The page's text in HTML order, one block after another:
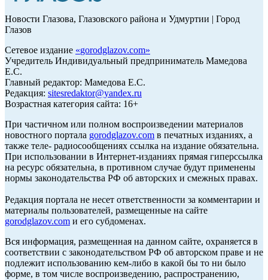
Новости Глазова, Глазовского района и Удмуртии | Город
Глазов
Сетевое издание «gorodglazov.com»
Учредитель Индивидуальный предприниматель Мамедова
Е.С.
Главный редактор: Мамедова Е.С.
Редакция: sitesredaktor@yandex.ru
Возрастная категория сайта: 16+
При частичном или полном воспроизведении материалов
новостного портала gorodglazov.com в печатных изданиях, а
также теле- радиосообщениях ссылка на издание обязательна.
При использовании в Интернет-изданиях прямая гиперссылка
на ресурс обязательна, в противном случае будут применены
нормы законодательства РФ об авторских и смежных правах.
Редакция портала не несет ответственности за комментарии и
материалы пользователей, размещенные на сайте
gorodglazov.com и его субдоменах.
Вся информация, размещенная на данном сайте, охраняется в
соответствии с законодательством РФ об авторском праве и не
подлежит использованию кем-либо в какой бы то ни было
форме, в том числе воспроизведению, распространению,